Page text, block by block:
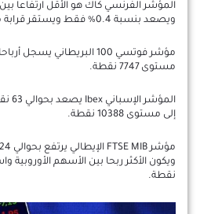
المؤشر الفرنسي كاك هو الأقل ارتفاعا
ويصعد بنسبة 0.4% فقط ويستقر قرابة مستويات 8087 نقطة.
مستوى 7747 نقطة.
إلى مستوى 10388 نقطة.
نقطة.